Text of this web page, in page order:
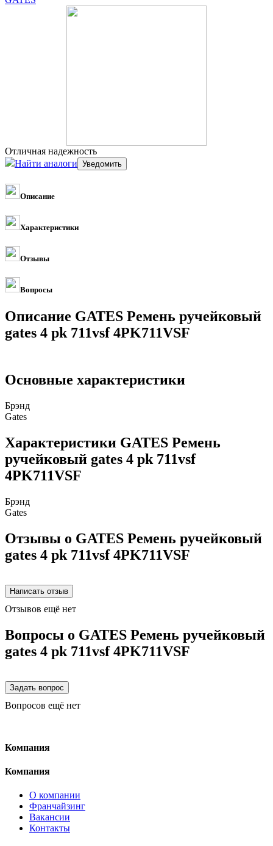
Отличная надежность
Найти аналоги
Описание
Характеристики
Отзывы
Вопросы
Описание GATES Ремень ручейковый
gates 4 pk 711vsf 4PK711VSF
Основные характеристики
Брэнд
Gates
Характеристики GATES Ремень
ручейковый gates 4 pk 711vsf
4PK711VSF
Брэнд
Gates
Отзывы о GATES Ремень ручейковый
gates 4 pk 711vsf 4PK711VSF
Отзывов ещё нет
Вопросы о GATES Ремень ручейковый
gates 4 pk 711vsf 4PK711VSF
Вопросов ещё нет
Компания
Компания
О компании
Франчайзинг
Вакансии
Контакты